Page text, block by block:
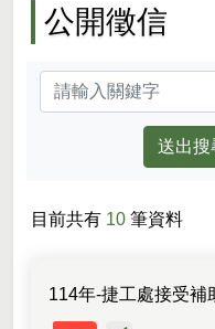
公開徵信
關鍵字
目前共有 10 筆資料
114年-捷工處接受補